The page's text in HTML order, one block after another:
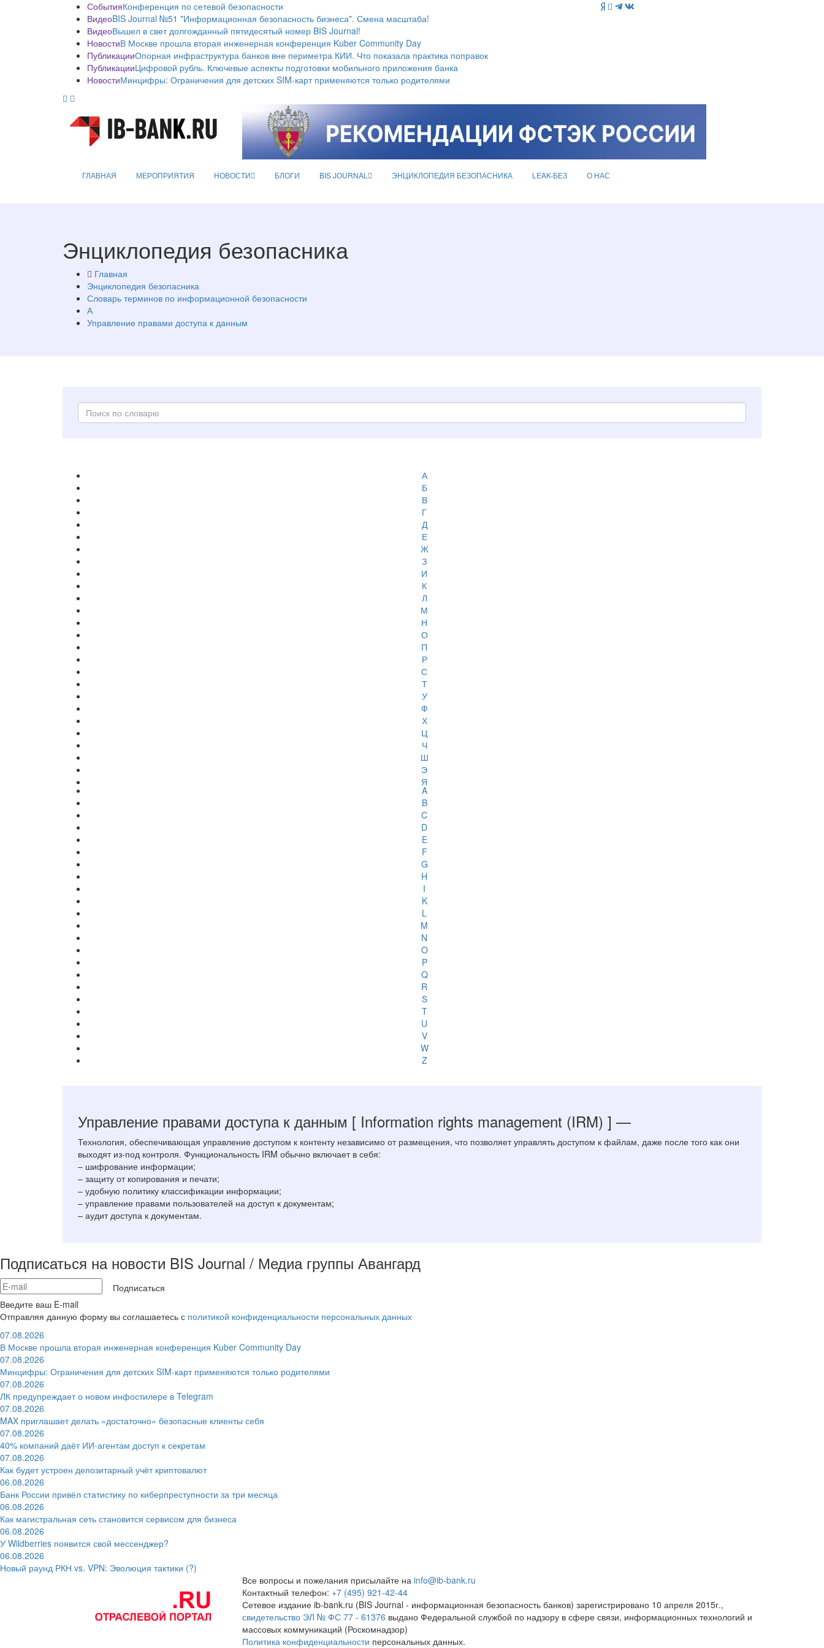
СобытияКонференция по сетевой безопасности
ВидеоBIS Journal №51 "Информационная безопасность бизнеса". Смена масштаба!
ВидеоВышел в свет долгожданный пятидесятый номер BIS Journal!
НовостиВ Москве прошла вторая инженерная конференция Kuber Community Day
ПубликацииОпорная инфраструктура банков вне периметра КИИ. Что показала практика поправок
ПубликацииЦифровой рубль. Ключевые аспекты подготовки мобильного приложения банка
НовостиМинцифры: Ограничения для детских SIM-карт применяются только родителями
ГЛАВНАЯ МЕРОПРИЯТИЯ НОВОСТИ БЛОГИ BIS JOURNAL ЭНЦИКЛОПЕДИЯ БЕЗОПАСНИКА LEAK-БЕЗ О НАС
Энциклопедия безопасника
Главная
Энциклопедия безопасника
Словарь терминов по информационной безопасности
А
Управление правами доступа к данным
А
Б
В
Г
Д
Е
Ж
З
И
К
Л
М
Н
О
П
Р
С
Т
У
Ф
Х
Ц
Ч
Ш
Э
Я
A
B
C
D
E
F
G
H
I
K
L
M
N
O
P
Q
R
S
T
U
V
W
Z
Управление правами доступа к данным [ Information rights management (IRM) ] —
Технология, обеспечивающая управление доступом к контенту независимо от размещения, что позволяет управлять доступом к файлам, даже после того как они
выходят из-под контроля. Функциональность IRM обычно включает в себя:
– шифрование информации;
– защиту от копирования и печати;
– удобную политику классификации информации;
– управление правами пользователей на доступ к документам;
– аудит доступа к документам.
Подписаться на новости BIS Journal / Медиа группы Авангард
Подписаться
Введите ваш E-mail
Отправляя данную форму вы соглашаетесь с политикой конфиденциальности персональных данных
07.08.2026
В Москве прошла вторая инженерная конференция Kuber Community Day
07.08.2026
Минцифры: Ограничения для детских SIM-карт применяются только родителями
07.08.2026
ЛК предупреждает о новом инфостилере в Telegram
07.08.2026
MAX приглашает делать «достаточно» безопасные клиенты себя
07.08.2026
40% компаний даёт ИИ‑агентам доступ к секретам
07.08.2026
Как будет устроен депозитарный учёт криптовалют
06.08.2026
Банк России привёл статистику по киберпреступности за три месяца
06.08.2026
Как магистральная сеть становится сервисом для бизнеса
06.08.2026
У Wildberries появится свой мессенджер?
06.08.2026
Новый раунд РКН vs. VPN: Эволюция тактики (?)
Все вопросы и пожелания присылайте на info@ib-bank.ru
Контактный телефон: +7 (495) 921-42-44
Сетевое издание ib-bank.ru (BIS Journal - информационная безопасность банков) зарегистрировано 10 апреля 2015г.,
свидетельство ЭЛ № ФС 77 - 61376 выдано Федеральной службой по надзору в сфере связи, информационных технологий и
массовых коммуникаций (Роскомнадзор)
Политика конфиденциальности персональных данных.